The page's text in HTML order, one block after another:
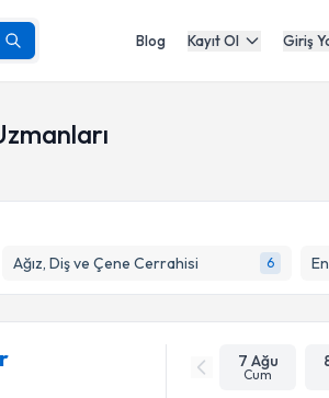
Blog Kayıt Ol Giriş
Ağız, Diş ve Çene Cerrahisi 6
7 Ağu
Cum